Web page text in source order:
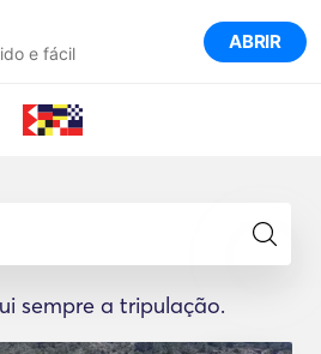
e fácil ABRIR
sempre a tripulação.